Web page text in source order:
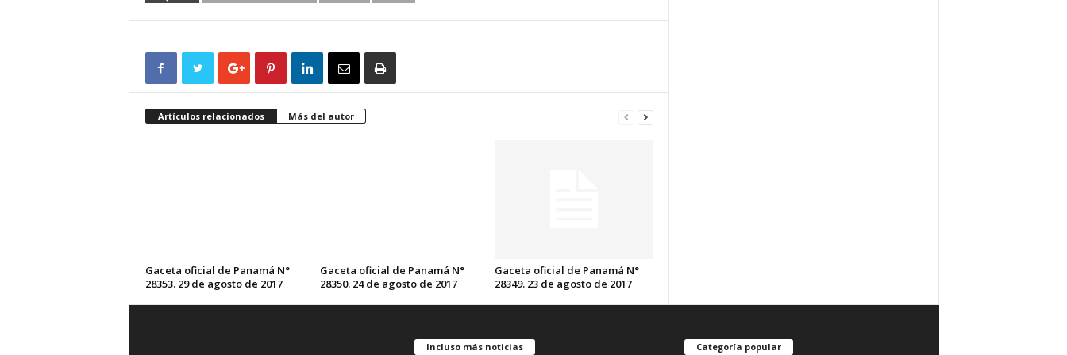
Artículos relacionados Más del autor
Gaceta oficial de Panamá N°
28353. 29 de agosto de 2017
Gaceta oficial de Panamá N°
28350. 24 de agosto de 2017
Gaceta oficial de Panamá N°
28349. 23 de agosto de 2017
Incluso más noticias Categoría popular